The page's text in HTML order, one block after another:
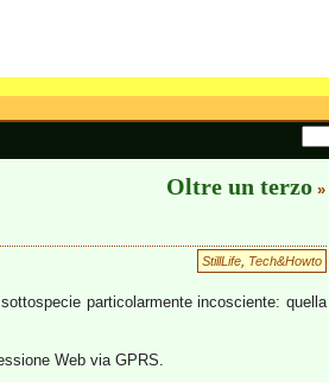
Oltre un terzo »
StillLife Tech&Howto
particolarmente incosciente: quella
Web via GPRS.